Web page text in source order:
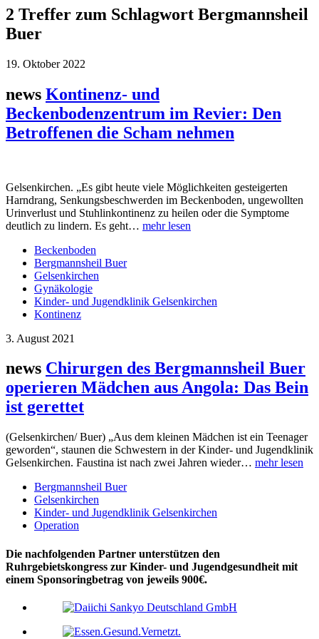
2 Treffer zum Schlagwort Bergmannsheil
Buer
19. Oktober 2022
news Kontinenz- und
Beckenbodenzentrum im Revier: Den
Betroffenen die Scham nehmen
Gelsenkirchen. „Es gibt heute viele Möglichkeiten gesteigerten
Harn­drang, Senkungsbeschwerden im Beckenboden, ungewollten
Urinverlust und Stuhlin­kontinenz zu heilen oder die Symptome
deutlich zu lindern. Es geht… mehr lesen
Beckenboden
Bergmannsheil Buer
Gelsenkirchen
Gynäkologie
Kinder- und Jugendklinik Gelsenkirchen
Kontinenz
3. August 2021
news Chirurgen des Bergmannsheil Buer
operieren Mädchen aus Angola: Das Bein
ist gerettet
(Gelsenkirchen/ Buer) „Aus dem kleinen Mädchen ist ein Teenager
geworden“, staunen die Schwestern in der Kinder- und Jugendklinik
Gelsenkirchen. Faustina ist nach zwei Jahren wieder… mehr lesen
Bergmannsheil Buer
Gelsenkirchen
Kinder- und Jugendklinik Gelsenkirchen
Operation
Die nachfolgenden Partner unterstützen den
Ruhrgebietskongress zur Kinder- und Jugendgesundheit mit
einem Sponsoringbetrag von jeweils 900€.